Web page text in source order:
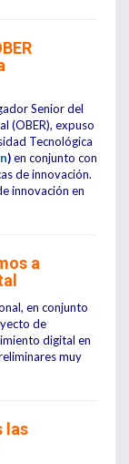
Senior del
(OBER), expuso
Tecnológica
)en conjunto con
de innovación.
innovación en
a
en conjunto
de
digital en
muy
las